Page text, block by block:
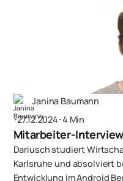
Janina Baumann
･27.12.2024･4 Min
Mitarbeiter-
Dariusch studiert
Karlsruhe und absolviert
Entwicklung im Android